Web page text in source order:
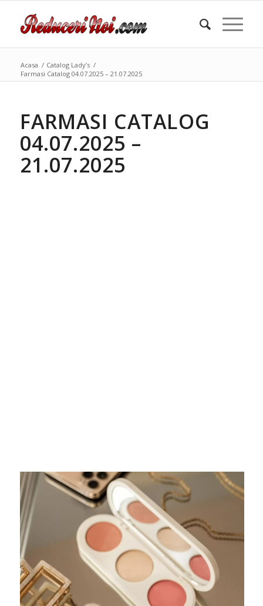
Acasa / Catalog Lady’s /
Farmasi Catalog 04.07.2025 – 21.07.2025
FARMASI CATALOG
04.07.2025 –
21.07.2025